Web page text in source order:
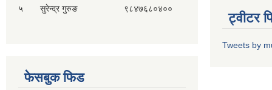
५ सुरेन्द्र गुरुङ ९८४७६८०४००
फेसबुक फिड
ट्वीटर
Tweets by